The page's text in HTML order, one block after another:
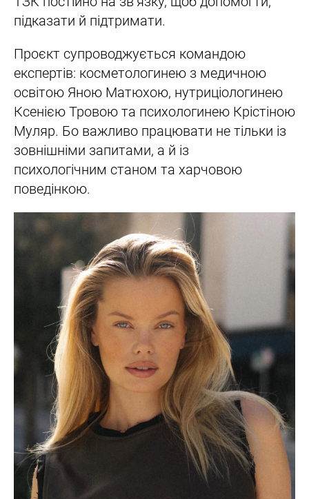
підказати й підтримати.
Проєкт супроводжується командою
експертів: косметологинею з медичною
освітою Яною Матюхою, нутриціологинею
Ксенією Тровою та психологинею Крістіною
Муляр. Бо важливо працювати не тільки із
зовнішніми запитами, а й із
психологічним станом та харчовою
поведінкою.